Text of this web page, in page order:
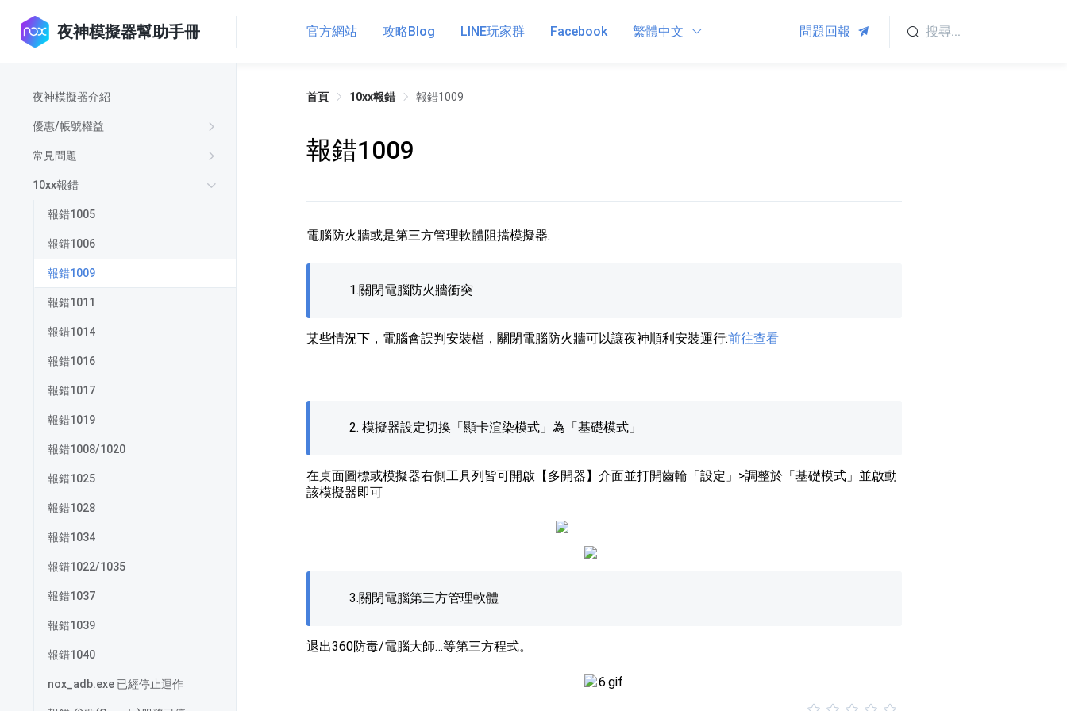
夜神模擬器幫助手冊 官方網站 攻略Blog LINE玩家群 Facebook 繁體中文 問題回報
夜神模擬器介紹
優惠/帳號權益
常見問題
10xx報錯
報錯1005
報錯1006
報錯1009
報錯1011
報錯1014
報錯1016
報錯1017
報錯1019
報錯1008/1020
報錯1025
報錯1028
報錯1034
報錯1022/1035
報錯1037
報錯1039
報錯1040
nox_adb.exe 已經停止運作
首頁 10xx報錯 報錯1009
報錯1009
電腦防火牆或是第三方管理軟體阻擋模擬器:
1.關閉電腦防火牆衝突
某些情況下，電腦會誤判安裝檔，關閉電腦防火牆可以讓夜神順利安裝運行:前往查看
2. 模擬器設定切換「顯卡渲染模式」為「基礎模式」
在桌面圖標或模擬器右側工具列皆可開啟【多開器】介面並打開齒輪「設定」>調整於「基礎模式」並啟動
該模擬器即可
3.關閉電腦第三方管理軟體
退出360防毒/電腦大師…等第三方程式。